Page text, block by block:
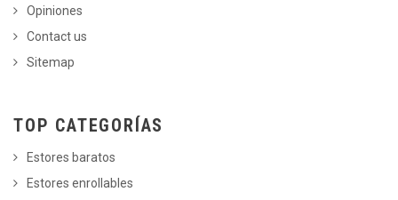
Opiniones
Contact us
Sitemap
TOP CATEGORÍAS
Estores baratos
Estores enrollables